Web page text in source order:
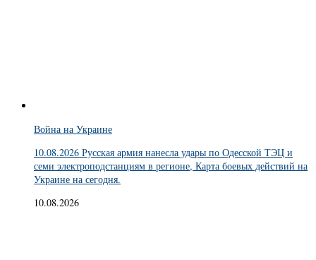
Война на Украине
10.08.2026 Русская армия нанесла удары по Одесской ТЭЦ и
семи электроподстанциям в регионе, Карта боевых действий на
Украине на сегодня.
10.08.2026